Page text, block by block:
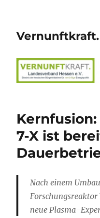
Vernunftkraft.
7-X ist
Nach einem
neue Plasma-